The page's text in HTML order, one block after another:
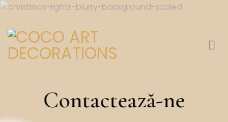
Skip
content
Contactează-ne